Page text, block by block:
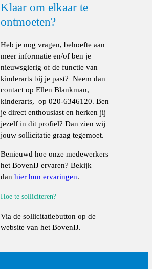
Klaar om elkaar te
ontmoeten?
Heb je nog vragen, behoefte aan
meer informatie en/of ben je
nieuwsgierig of de functie van
kinderarts bij je past? Neem dan
contact op Ellen Blankman,
kinderarts, op 020-6346120. Ben
je direct enthousiast en herken jij
jezelf in dit profiel? Dan zien wij
jouw sollicitatie graag tegemoet.
Benieuwd hoe onze medewerkers
het BovenIJ ervaren? Bekijk
danhier hun ervaringen.
Hoe te solliciteren?
Via de sollicitatiebutton op de
website van het BovenIJ.